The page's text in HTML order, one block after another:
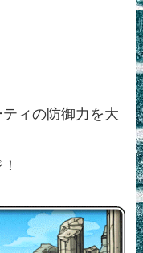
ィの防御力を大